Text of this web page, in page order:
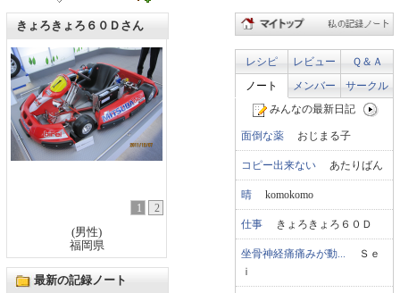
きょろきょろ６０Ｄさん
1
2
(男性)
福岡県
最新の記録ノート
レシピ レビュー
Ｑ＆Ａ
ノート
メンバー
サークル
みんなの最新日記
面倒な薬 おじまる子
コピー出来ない あたりばん
晴 komokomo
仕事 きょろきょろ６０Ｄ
坐骨神経痛痛みが動...
Ｓｅ
ｉ